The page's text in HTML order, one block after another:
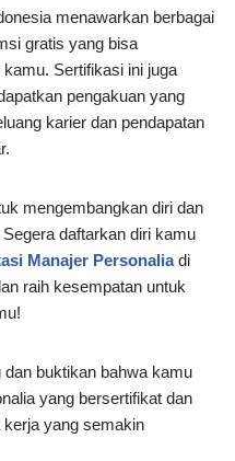
menawarkan berbagai
gratis yang bisa
Sertifikasi ini juga
pengakuan yang
karier dan pendapatan
mengembangkan diri dan
daftarkan diri kamu
Manajer Personaliadi
raih kesempatan untuk
buktikan bahwa kamu
yang bersertifikat dan
kerja yang semakin